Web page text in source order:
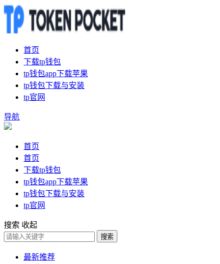
首页
下载tp钱包
tp钱包app下载苹果
tp钱包下载与安装
tp官网
导航
首页
首页
下载tp钱包
tp钱包app下载苹果
tp钱包下载与安装
tp官网
搜索 收起
搜索
最新推荐